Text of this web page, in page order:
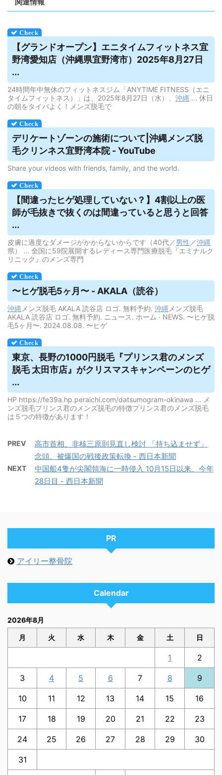
【グランドオープン】エニタイムフィットネス宜
野湾愛知店（沖縄県宜野湾市）2025年8月27日
...
24時間年中無休のフィットネスジム「ANYTIME FITNESS（エニ
タイムフィットネス）」は、2025年8月27日（水）、 沖縄 ... 休日
の朝をタイパよく！メンズ脱毛で
デリケートゾーンの施術について| 沖縄メンズ脱
毛クリンネス宜野湾本院 - YouTube
Share your videos with friends, family, and the world.
【間違ったヒゲ処理していない？】4割以上の医
師が毛抜きで抜くのは間違っていると思うと回答
...
皮膚に過度なダメージがかからないからです（40代／男性 ／沖縄
県） ... 全国に59院展開するレディース専門医療脱毛『エミナルク
リニック』のメンズ専門
〜ヒゲ脱毛5ヶ月〜 - AKALA（読谷）
沖縄 メンズ脱毛 AKALA 読谷店 ロゴ. 無料予約. 沖縄 メンズ脱毛
AKALA 読谷店 ロゴ. 無料予約. ニュース. ホーム · NEWS. 〜ヒゲ脱
毛5ヶ月〜. 2024.08.08. 〜ヒゲ
東京、長野の1000円脱毛『プリンス君のメンズ
脱毛太田市店』がクリスマスキャンペーンのヒゲ
...
HP https://fe39a.hp.peraichi.com/datsumogram-okinawa ... メ
ンズ脱毛プリンス君のメンズ脱毛の特徴プリンス君のメンズ脱毛
は５つの特徴があります！
PREV
高市首相、非核三原則見直し検討 「持ち込ませず」
念頭、被爆国の戦後政策転換 - 西日本新聞
NEXT
中国船4隻が尖閣領海に一時侵入 10月15日以来、今年
28日目 - 西日本新聞
PR
アイリー整骨院
Calendar
2026年8月
月 火 水 木 金 土 日
1 2
3 4 5 6 7 8 9
10 11 12 13 14 15 16
17 18 19 20 21 22 23
24 25 26 27 28 29 30
31